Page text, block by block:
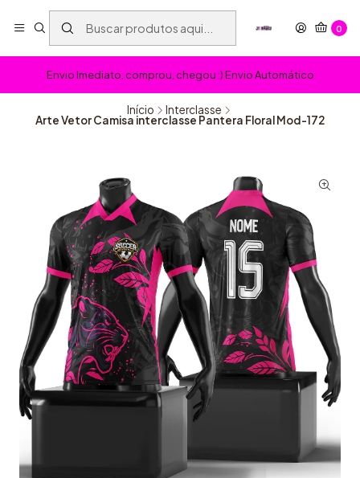
0
Envio Imediato, comprou, chegou :) Envio Automático
Início Interclasse
Arte Vetor Camisa interclasse Pantera Floral Mod-172